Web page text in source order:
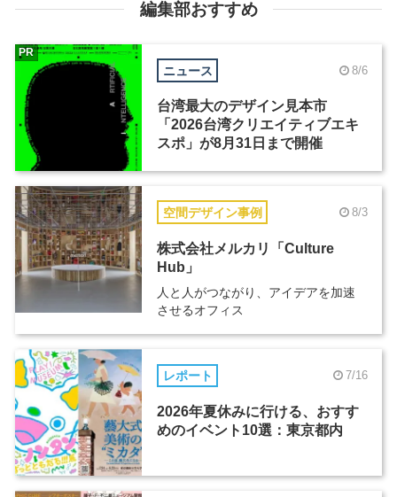
編集部おすすめ
ニュース 8/6
台湾最大のデザイン見本市
「2026台湾クリエイティブエキ
スポ」が8月31日まで開催
PR
空間デザイン事例 8/3
株式会社メルカリ「Culture
Hub」
人と人がつながり、アイデアを加速
させるオフィス
レポート 7/16
2026年夏休みに行ける、おすす
めのイベント10選：東京都内